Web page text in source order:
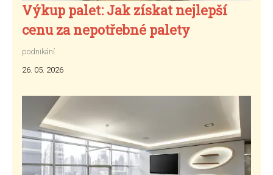
Výkup palet: Jak získat nejlepší
cenu za nepotřebné palety
podnikání
26. 05. 2026